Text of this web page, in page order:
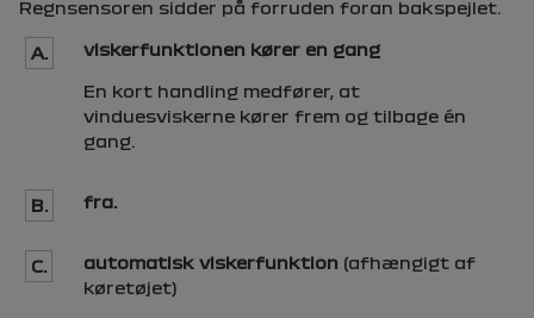
Regnsensoren sidder på forruden foran bakspejlet.
A. viskerfunktionen kører en gang
En kort handling medfører, at
vinduesviskerne kører frem og tilbage én
gang.
B. fra.
C. automatisk viskerfunktion (afhængigt af
køretøjet)